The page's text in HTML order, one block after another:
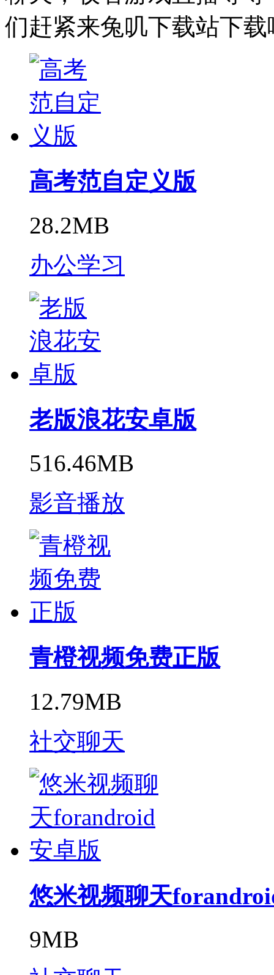
们赶紧来兔叽下载站下载
高考范自定义版
28.2MB
办公学习
老版浪花安卓版
516.46MB
影音播放
青橙视频免费正版
12.79MB
社交聊天
悠米视频聊天
9MB